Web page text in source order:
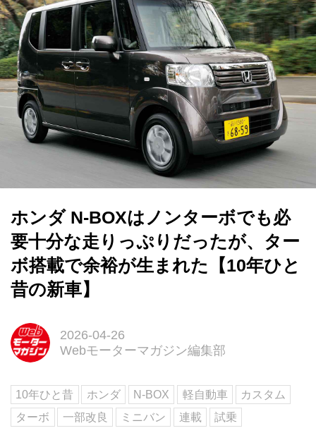
ホンダ N-BOXはノンターボでも必
要十分な走りっぷりだったが、ター
ボ搭載で余裕が生まれた【10年ひと
昔の新車】
2026-04-26
Webモーターマガジン編集部
10年ひと昔 ホンダ N-BOX 軽自動車
カスタム
ターボ
一部改良 ミニバン 連載 試乗